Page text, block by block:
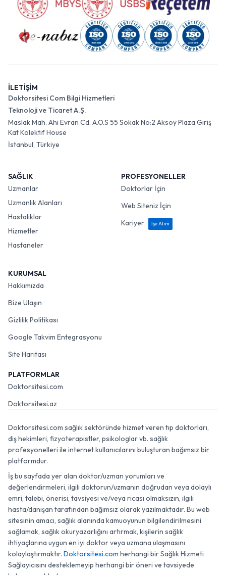
İLETİŞİM
Doktorsitesi Com Bilgi Hizmetleri
Teknoloji ve Ticaret A.Ş.
Maslak Mah. Ahi Evran Cd. A.O.S 55 Sokak No:2 Aksoy Plaza Giriş
Kat Kolektif House
İstanbul, Türkiye
SAĞLIK
Uzmanlar
Uzmanlık Alanları
Hastalıklar
Hizmetler
Hastaneler
PROFESYONELLER
Doktorlar İçin
Web Siteniz İçin
Kariyer
İşe Alım
KURUMSAL
Hakkımızda
Bize Ulaşın
Gizlilik Politikası
Google Takvim Entegrasyonu
Site Haritası
PLATFORMLAR
Doktorsitesi.com
Doktorsitesi.az
Doktorsitesi.com sağlık sektöründe hizmet veren tıp doktorları,
diş hekimleri, fizyoterapistler, psikologlar vb. sağlık
profesyonelleri ile internet kullanıcılarını buluşturan bağımsız bir
platformdur.
İş bu sayfada yer alan doktor/uzman yorumları ve
değerlendirmeleri, ilgili doktorun/uzmanın doğrudan veya dolaylı
emri, talebi, önerisi, tavsiyesi ve/veya ricası olmaksızın, ilgili
hasta/danışan tarafından bağımsız olarak yazılmaktadır. Bu web
sitesinin amacı, sağlık alanında kamuoyunun bilgilendirilmesini
sağlamak, sağlık okuryazarlığını artırmak, kişilerin sağlık
ihtiyaçlarına uygun en iyi doktor veya uzmana ulaşmasını
kolaylaştırmaktır. Doktorsitesi.com herhangi bir Sağlık Hizmeti
Sağlayıcısını desteklemeyip herhangi bir öneri ve tavsiyede